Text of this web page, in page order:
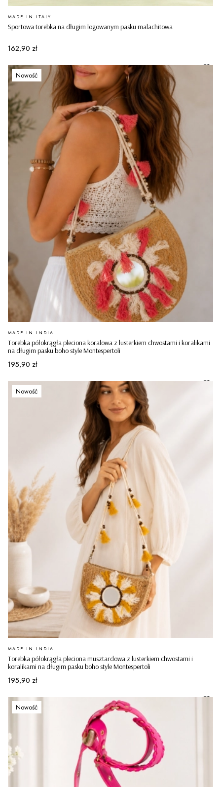
Sportowa torebka na długim logowanym pasku malachitowa
PRODUCENT
MADE IN ITALY
Cena
162,90 zł
Nowość
Torebka półokrągła pleciona koralowa z lusterkiem chwostami i koralikami
na długim pasku boho style Montespertoli
PRODUCENT
MADE IN INDIA
Cena
195,90 zł
Nowość
Torebka półokrągła pleciona musztardowa z lusterkiem chwostami i
koralikami na długim pasku boho style Montespertoli
PRODUCENT
MADE IN INDIA
Cena
195,90 zł
Nowość